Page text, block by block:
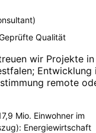
)
Qualität
wir Projekte in
; Entwicklung
remote
Mio. Einwohner im
Energiewirtschaft